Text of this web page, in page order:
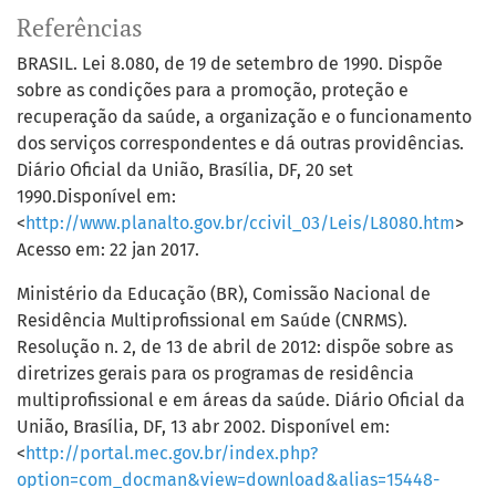
Referências
BRASIL. Lei 8.080, de 19 de setembro de 1990. Dispõe
sobre as condições para a promoção, proteção e
recuperação da saúde, a organização e o funcionamento
dos serviços correspondentes e dá outras providências.
Diário Oficial da União, Brasília, DF, 20 set
1990.Disponível em:
< http://www.planalto.gov.br/ccivil_03/Leis/L8080.htm>
Acesso em: 22 jan 2017.
Ministério da Educação (BR), Comissão Nacional de
Residência Multiprofissional em Saúde (CNRMS).
Resolução n. 2, de 13 de abril de 2012: dispõe sobre as
diretrizes gerais para os programas de residência
multiprofissional e em áreas da saúde. Diário Oficial da
União, Brasília, DF, 13 abr 2002. Disponível em:
< http://portal.mec.gov.br/index.php?
option=com_docman&view=download&alias=15448-